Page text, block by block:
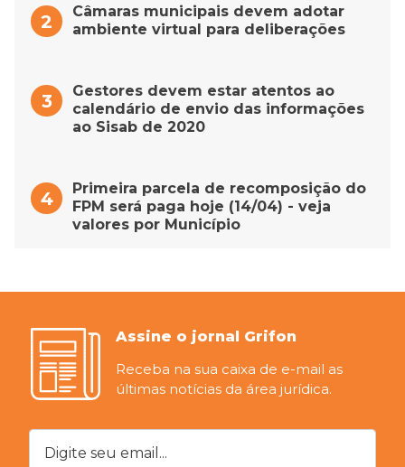
Câmaras municipais devem adotar
ambiente virtual para deliberações
Gestores devem estar atentos ao
calendário de envio das informações
ao Sisab de 2020
Primeira parcela de recomposição do
FPM será paga hoje (14/04) - veja
valores por Município
Assine o jornal Grifon
Receba na sua caixa de e-mail as
últimas notícias da área jurídica.
Digite seu email...